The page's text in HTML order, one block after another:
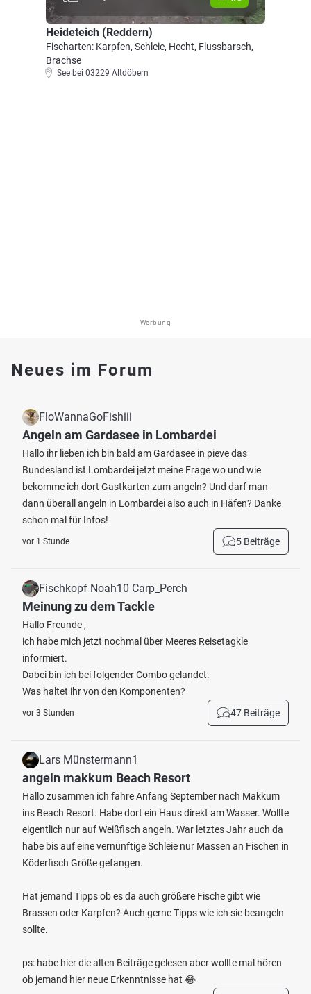
Heideteich (Reddern)
Fischarten: Karpfen, Schleie, Hecht, Flussbarsch,
Brachse
See bei 03229 Altdöbern
Werbung
Neues im Forum
FloWannaGoFishiii
Angeln am Gardasee in Lombardei
Hallo ihr lieben ich bin bald am Gardasee in pieve das
Bundesland ist Lombardei jetzt meine Frage wo und wie
bekomme ich dort Gastkarten zum angeln? Und darf man
dann überall angeln in Lombardei also auch in Häfen? Danke
schon mal für Infos!
vor 1 Stunde 5 Beiträge
Fischkopf Noah10 Carp_Perch
Meinung zu dem Tackle
Hallo Freunde ,
ich habe mich jetzt nochmal über Meeres Reisetagkle
informiert.
Dabei bin ich bei folgender Combo gelandet.
Was haltet ihr von den Komponenten?
vor 3 Stunden 47 Beiträge
Lars Münstermann1
angeln makkum Beach Resort
Hallo zusammen ich fahre Anfang September nach Makkum
ins Beach Resort. Habe dort ein Haus direkt am Wasser. Wollte
eigentlich nur auf Weißfisch angeln. War letztes Jahr auch da
habe bis auf eine vernünftige Schleie nur Massen an Fischen in
Köderfisch Größe gefangen.
Hat jemand Tipps ob es da auch größere Fische gibt wie
Brassen oder Karpfen? Auch gerne Tipps wie ich sie beangeln
sollte.
ps: habe hier die alten Beiträge gelesen aber wollte mal hören
ob jemand hier neue Erkenntnisse hat 😂